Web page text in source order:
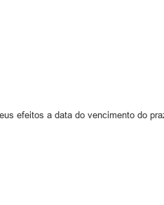
efeitos a data do vencimento do